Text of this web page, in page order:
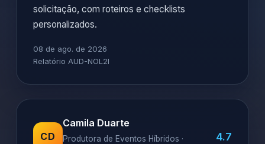
solicitação, com roteiros e checklists
personalizados.
08 de ago. de 2026
Relatório AUD-NOL2I
CD
Camila Duarte
Produtora de Eventos Híbridos ·
4.7